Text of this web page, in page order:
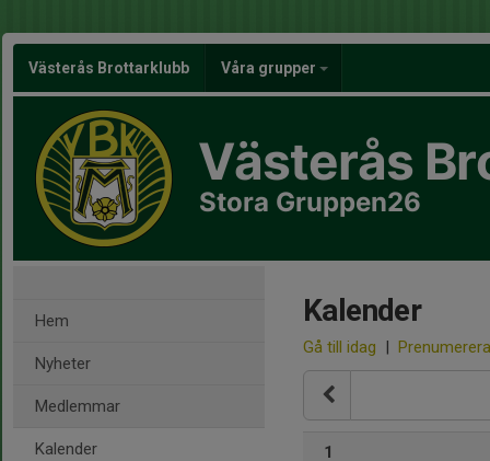
Västerås Brottarklubb Våra grupper
Västerås
Stora Gruppen26
Hem
Nyheter
Medlemmar
Kalender
Kalender
Gå till idag | Prenumerera
1